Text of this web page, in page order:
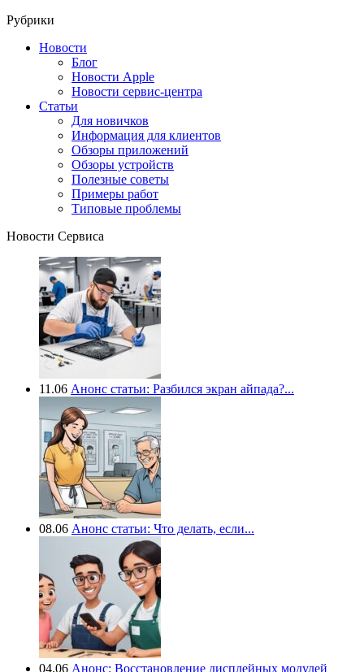
Рубрики
Новости
Блог
Новости Apple
Новости сервис-центра
Статьи
Для новичков
Информация для клиентов
Обзоры приложений
Обзоры устройств
Полезные советы
Примеры работ
Типовые проблемы
Новости Сервиса
11.06 Анонс статьи: Разбился экран айпада?...
08.06 Анонс статьи: Что делать, если...
04.06 Анонс: Восстановление дисплейных модулей